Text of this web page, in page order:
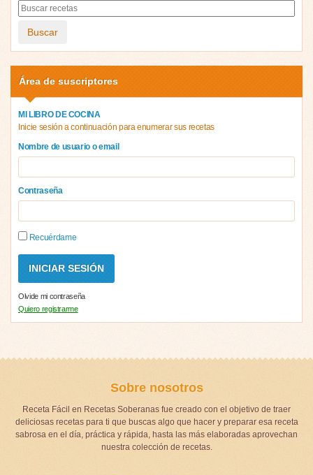
Buscar
Área de suscriptores
MI LIBRO DE COCINA
Inicie sesión a continuación para enumerar sus recetas
Nombre de usuario o email
Contraseña
Recuérdame
Olvide mi contraseña
Quiero registrarme
Sobre nosotros
Receta Fácil en Recetas Soberanas fue creado con el objetivo de traer
deliciosas recetas para ti que buscas algo que hacer y preparar esa receta
sabrosa en el día, práctica y rápida, hasta las más elaboradas aprovechan
nuestra colección de recetas.